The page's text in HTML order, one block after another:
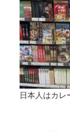
日本人はカレ